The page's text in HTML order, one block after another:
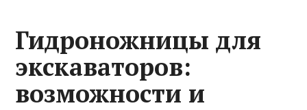
Гидроножницы для
экскаваторов:
возможности и